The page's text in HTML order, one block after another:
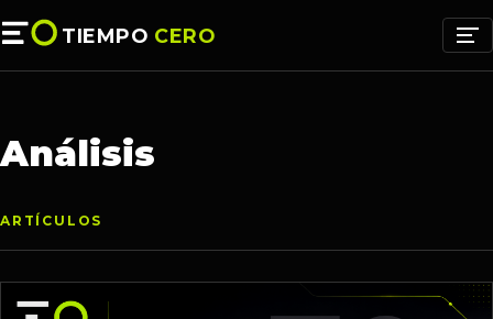
TIEMPO CERO
Análisis
ARTÍCULOS